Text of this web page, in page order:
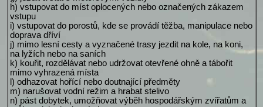
h) vstupovat do míst oplocených nebo označených zákazem
vstupu
i) vstupovat do porostů, kde se provádí těžba, manipulace nebo
doprava dříví
j) mimo lesní cesty a vyznačené trasy jezdit na kole, na koni,
na lyžích nebo na saních
k) kouřit, rozdělávat nebo udržovat otevřené ohně a tábořit
mimo vyhrazená místa
l) odhazovat hořící nebo doutnající předměty
m) narušovat vodní režim a hrabat stelivo
n) pást dobytek, umožňovat výběh hospodářským zvířatům a